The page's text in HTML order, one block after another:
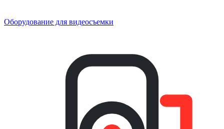
Оборудование для видеосъемки